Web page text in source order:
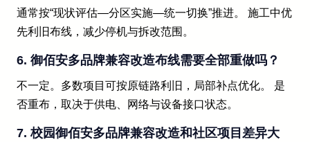
通常按“现状评估—分区实施—统一切换”推进。 施工中优
先利旧布线，减少停机与拆改范围。
6. 御佰安多品牌兼容改造布线需要全部重做吗？
不一定。多数项目可按原链路利旧，局部补点优化。 是
否重布，取决于供电、网络与设备接口状态。
7. 校园御佰安多品牌兼容改造和社区项目差异大